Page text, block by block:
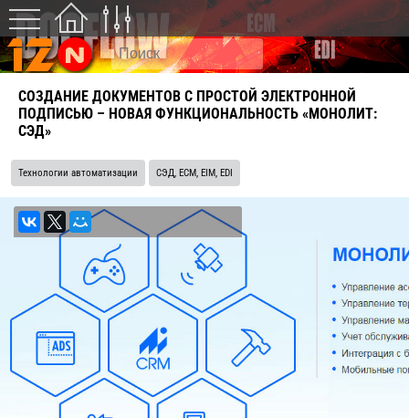
СОЗДАНИЕ ДОКУМЕНТОВ С ПРОСТОЙ ЭЛЕКТРОННОЙ
ПОДПИСЬЮ – НОВАЯ ФУНКЦИОНАЛЬНОСТЬ «МОНОЛИТ:
СЭД»
Технологии автоматизации СЭД, ECM, EIM, EDI